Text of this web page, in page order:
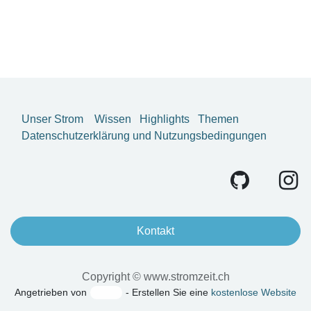
Unser Strom Wissen Highlights
Themen
Datenschutzerklärung und Nutzungsbedingungen
Kontakt
Copyright © www.stromzeit.ch
Angetrieben von - Erstellen Sie eine kostenlose Website